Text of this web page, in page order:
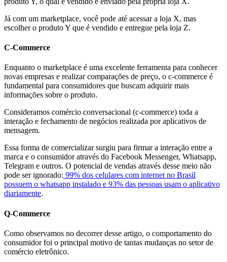
Já com um marketplace, você pode até acessar a loja X, mas
escolher o produto Y que é vendido e entregue pela loja Z.
C-Commerce
Enquanto o marketplace é uma excelente ferramenta para conhecer
novas empresas e realizar comparações de preço, o c-commerce é
fundamental para consumidores que buscam adquirir mais
informações sobre o produto.
Consideramos comércio conversacional (c-commerce) toda a
interação e fechamento de negócios realizada por aplicativos de
mensagem.
Essa forma de comercializar surgiu para firmar a interação entre a
marca e o consumidor através do Facebook Messenger, Whatsapp,
Telegram e outros. O potencial de vendas através desse meio não
pode ser ignorado: 99% dos celulares com internet no Brasil
possuem o whatsapp instalado e 93% das pessoas usam o aplicativo
diariamente.
Q-Commerce
Como observamos no decorrer desse artigo, o comportamento do
consumidor foi o principal motivo de tantas mudanças no setor de
comércio eletrônico.